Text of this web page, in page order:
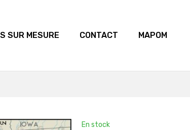
SUR MESURE CONTACT MAPOM
En stock